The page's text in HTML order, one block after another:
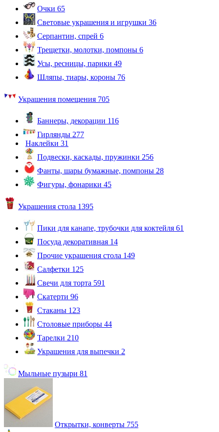
Очки 65
Световые украшения и игрушки 36
Серпантин, спрей 6
Трещетки, молотки, помпоны 6
Усы, ресницы, парики 49
Шляпы, тиары, короны 76
Украшения помещения 705
Баннеры, декорации 116
Гирлянды 277
Наклейки 31
Подвески, каскады, пружинки 256
Фанты, шары бумажные, помпоны 28
Фигуры, фонарики 45
Украшения стола 1395
Пики для канапе, трубочки для коктейля 61
Посуда декоративная 14
Прочие украшения стола 149
Салфетки 125
Свечи для торта 591
Скатерти 96
Стаканы 123
Столовые приборы 44
Тарелки 210
Украшения для выпечки 2
Мыльные пузыри 81
Открытки, конверты 755